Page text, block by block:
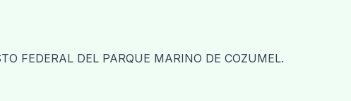
FEDERAL DEL PARQUE MARINO DE COZUMEL.